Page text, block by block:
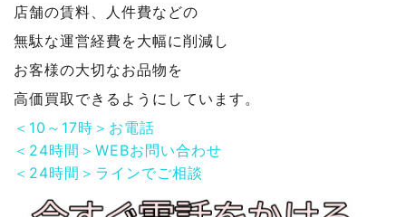
店舗の賃料、人件費などの
無駄な運営経費を大幅に削減し
お客様の大切なお品物を
高価買取できるようにしています。
＜10～17時＞お電話
＜24時間＞WEBお問い合わせ
＜24時間＞ラインでご相談